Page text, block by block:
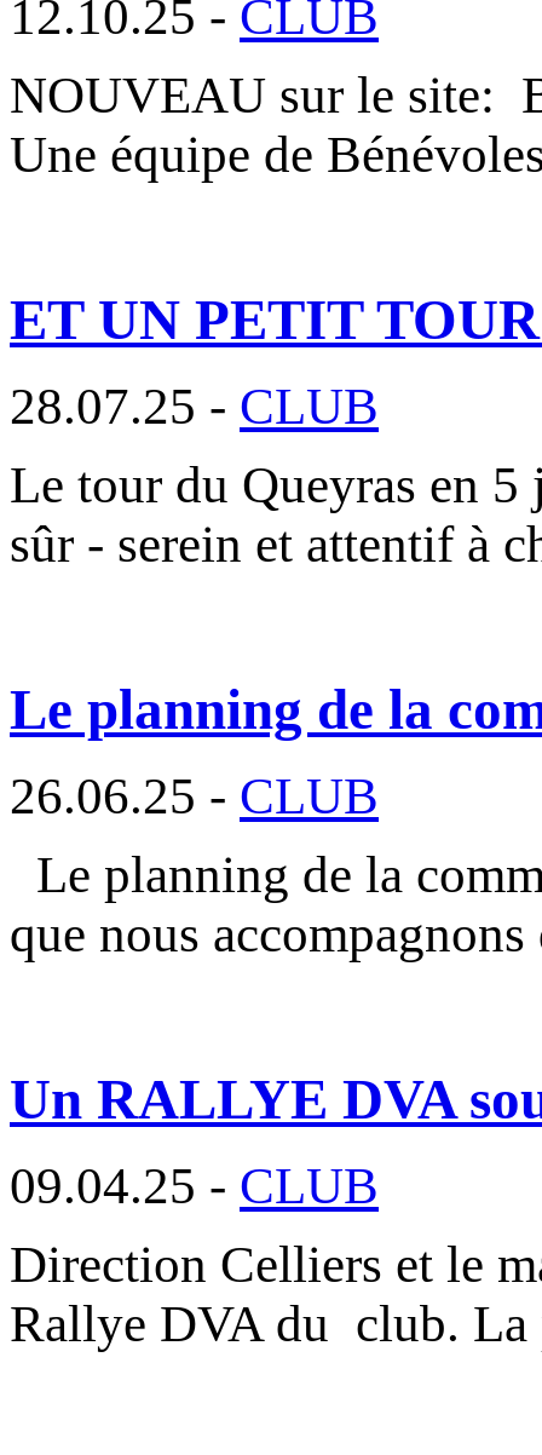
12.10.25 - CLUB
NOUVEAU sur le site:
Une équipe de
ET UN PETIT
28.07.25 - CLUB
Le tour du Queyras en 5
sûr - serein et attentif à
Le planning de la
26.06.25 - CLUB
Le planning de la
que nous
Un RALLYE DVA
09.04.25 - CLUB
Direction Celliers et le
Rallye DVA du club.